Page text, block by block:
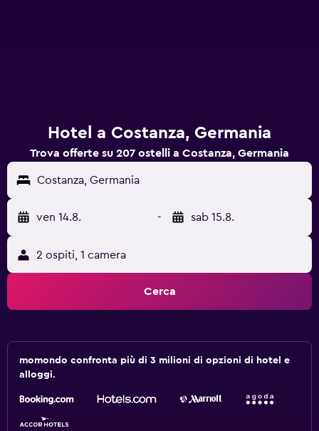
Hotel a Costanza, Germania
Trova offerte su 207 ostelli a Costanza, Germania
Costanza, Germania
ven 14.8. - sab 15.8.
2 ospiti, 1 camera
Cerca
momondo confronta più di 3 milioni di opzioni di hotel e
alloggi.